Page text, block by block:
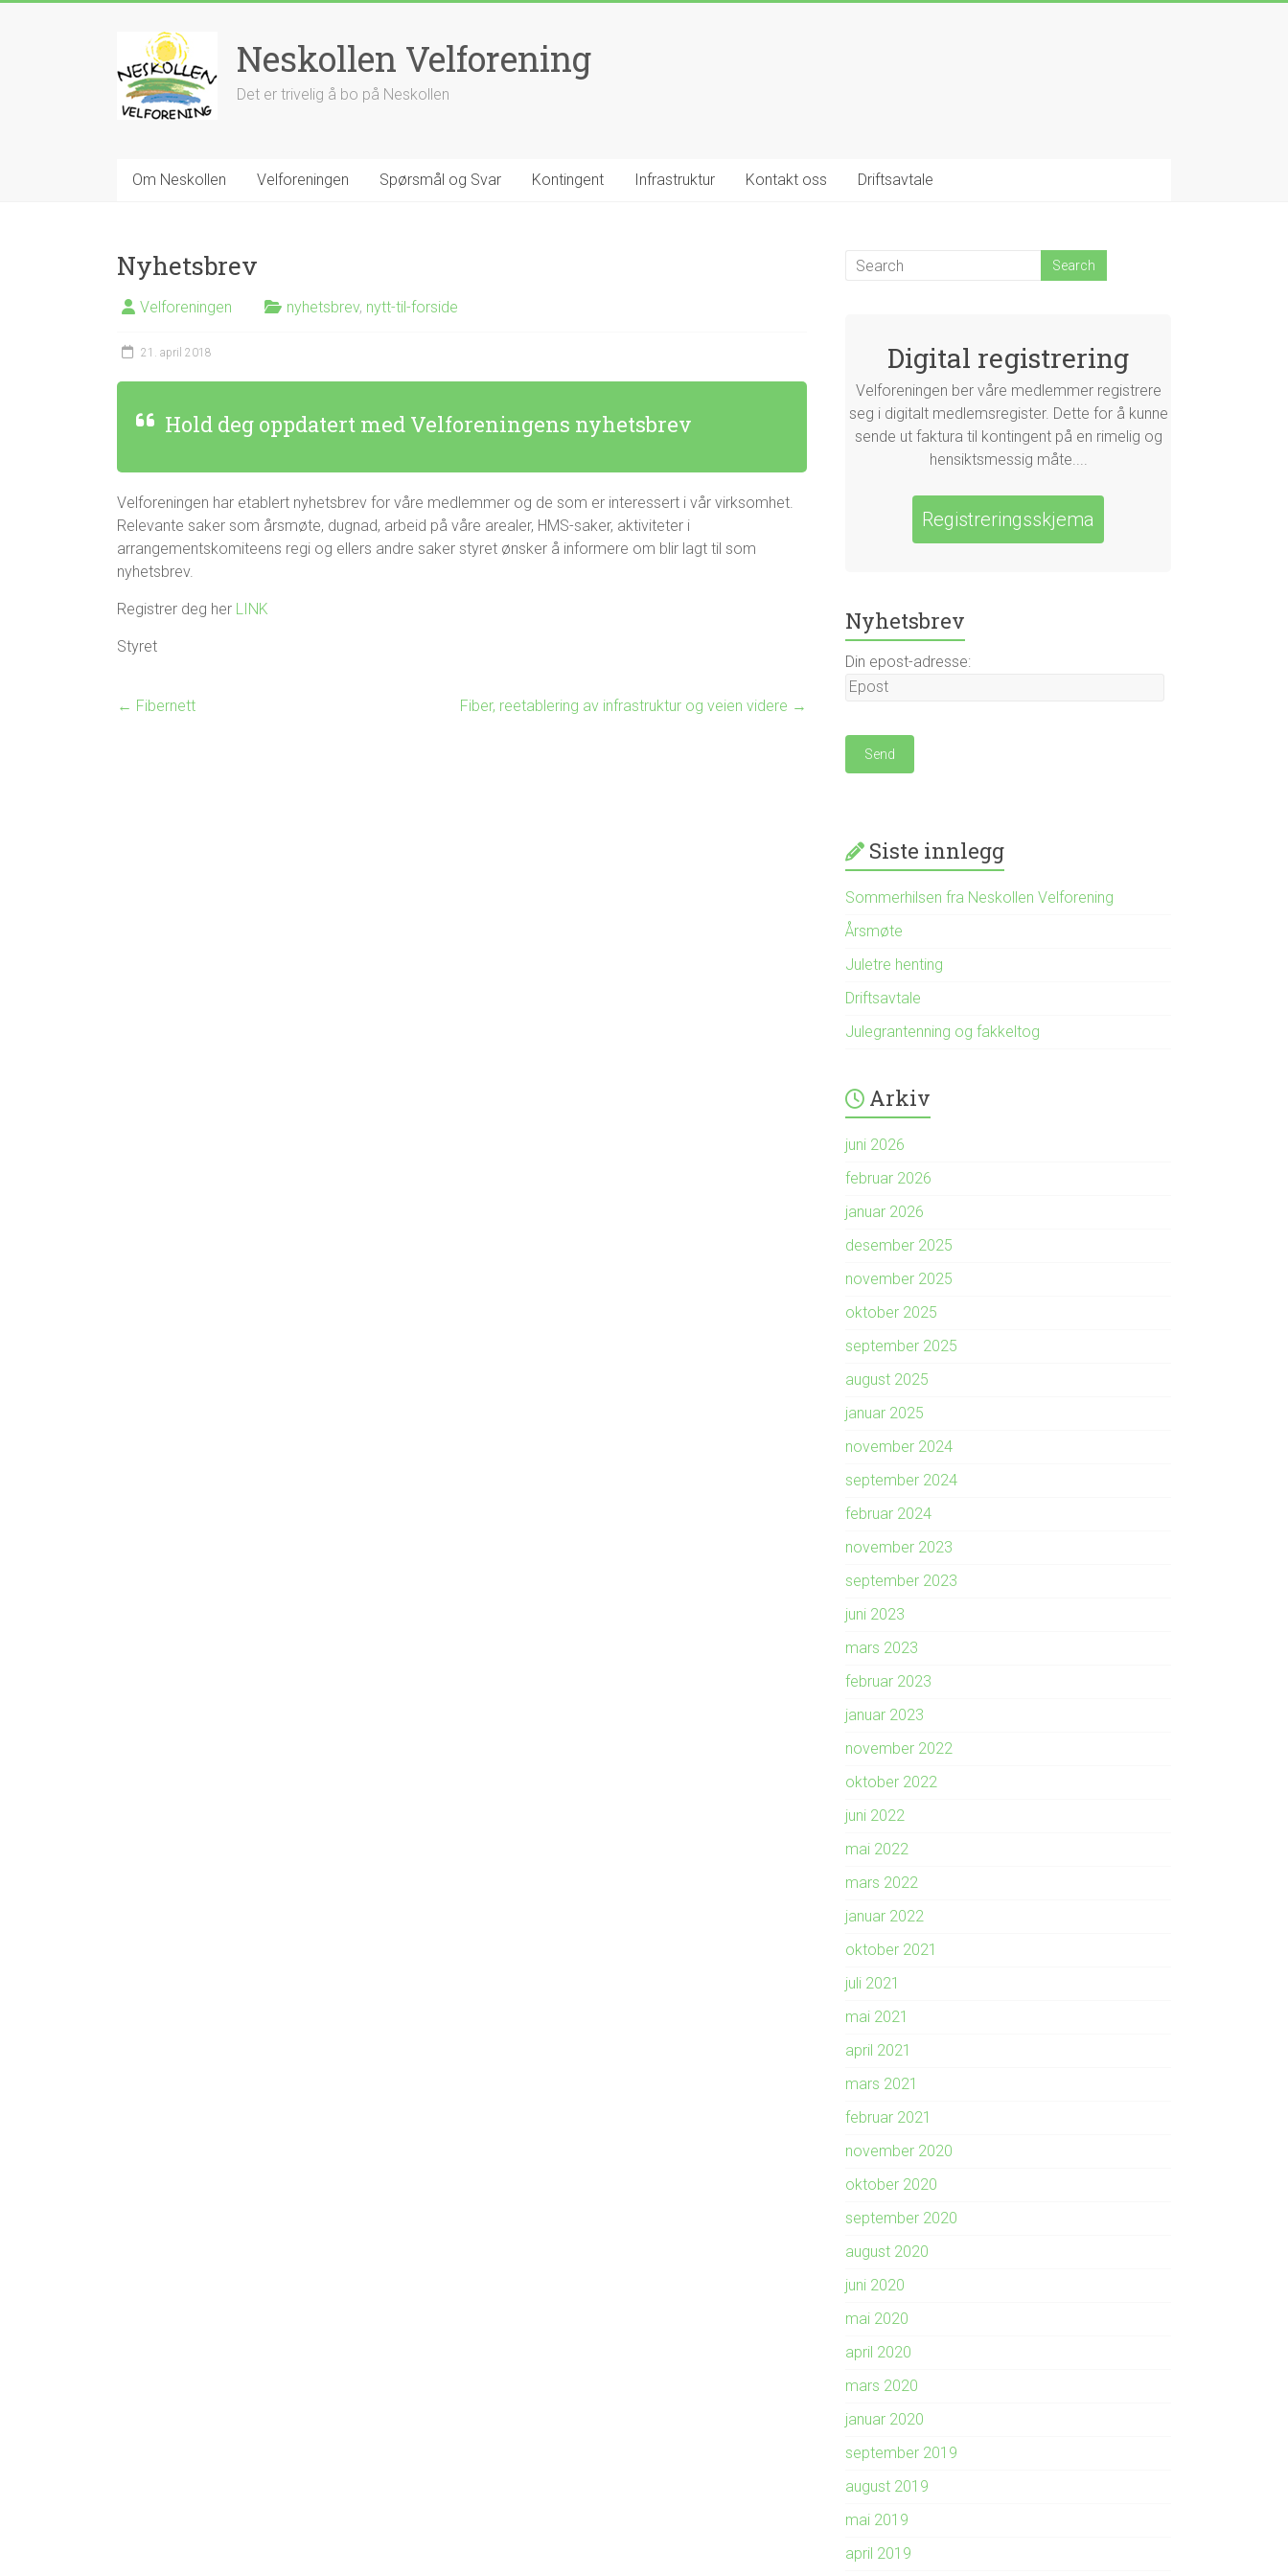
Neskollen Velforening
Det er trivelig å bo på Neskollen
Om Neskollen Velforeningen Spørsmål og Svar Kontingent Infrastruktur Kontakt oss Driftsavtale
Nyhetsbrev
Velforeningen nyhetsbrev, nytt-til-forside
21. april 2018
Hold deg oppdatert med Velforeningens nyhetsbrev
Velforeningen har etablert nyhetsbrev for våre medlemmer og de som er interessert i vår virksomhet.
Relevante saker som årsmøte, dugnad, arbeid på våre arealer, HMS-saker, aktiviteter i
arrangementskomiteens regi og ellers andre saker styret ønsker å informere om blir lagt til som
nyhetsbrev.
Registrer deg her LINK
Styret
← Fibernett Fiber, reetablering av infrastruktur og veien videre →
Digital registrering
Velforeningen ber våre medlemmer registrere
seg i digitalt medlemsregister. Dette for å kunne
sende ut faktura til kontingent på en rimelig og
hensiktsmessig måte....
Registreringsskjema
Nyhetsbrev
Din epost-adresse:
Siste innlegg
Sommerhilsen fra Neskollen Velforening
Årsmøte
Juletre henting
Driftsavtale
Julegrantenning og fakkeltog
Arkiv
juni 2026
februar 2026
januar 2026
desember 2025
november 2025
oktober 2025
september 2025
august 2025
januar 2025
november 2024
september 2024
februar 2024
november 2023
september 2023
juni 2023
mars 2023
februar 2023
januar 2023
november 2022
oktober 2022
juni 2022
mai 2022
mars 2022
januar 2022
oktober 2021
juli 2021
mai 2021
april 2021
mars 2021
februar 2021
november 2020
oktober 2020
september 2020
august 2020
juni 2020
mai 2020
april 2020
mars 2020
januar 2020
september 2019
august 2019
mai 2019
april 2019